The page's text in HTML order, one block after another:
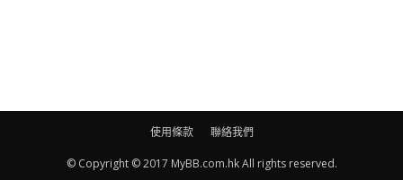
至於兩人嘅愛情結晶Zen生得肥嘟嘟，單眼皮，剃了skin head，
使用條款 聯絡我們
© Copyright © 2017 MyBB.com.hk All rights reserved.